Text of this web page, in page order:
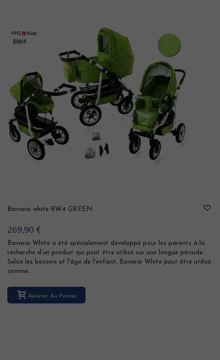
Bavario white BW4 GREEN
269,90 €
Bavario White a été spécialement développé pour les parents à la
recherche d'un produit qui peut être utilisé sur une longue période.
Selon les besoins et l'âge de l'enfant, Bavario White peut être utilisé
comme...
Ajouter Au Panier